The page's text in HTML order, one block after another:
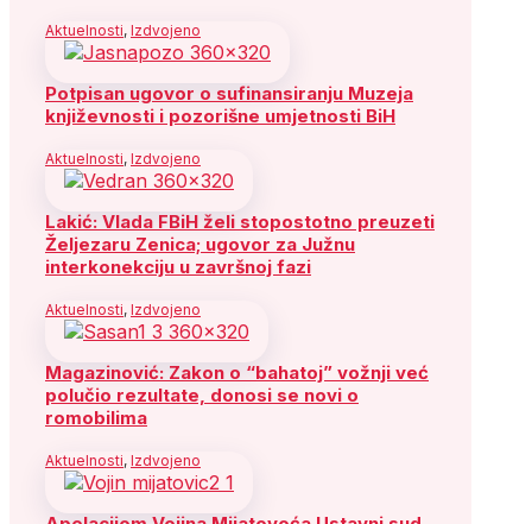
Aktuelnosti, Izdvojeno
Potpisan ugovor o sufinansiranju Muzeja
književnosti i pozorišne umjetnosti BiH
Aktuelnosti, Izdvojeno
Lakić: Vlada FBiH želi stopostotno preuzeti
Željezaru Zenica; ugovor za Južnu
interkonekciju u završnoj fazi
Aktuelnosti, Izdvojeno
Magazinović: Zakon o “bahatoj” vožnji već
polučio rezultate, donosi se novi o
romobilima
Aktuelnosti, Izdvojeno